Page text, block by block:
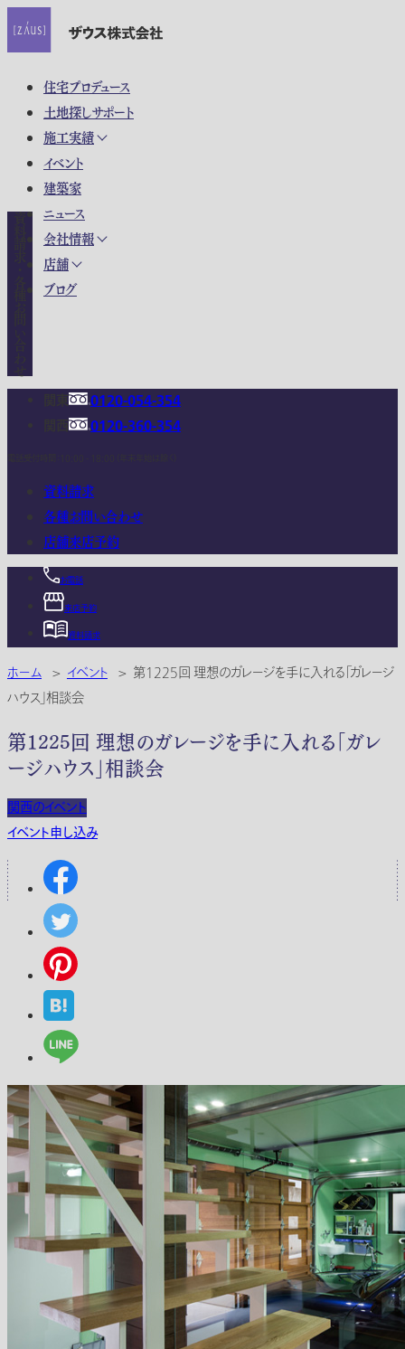
住宅プロデュース
土地探しサポート
施工実績
イベント
建築家
ニュース
会社情報
店舗
ブログ
0120-054-354
0120-360-354
資料請求
各種お問い合わせ
店舗来店予約
お電話
来店予約
資料請求
ホーム > イベント > 第1225回 理想のガレージを手に入れる「ガレージ
ハウス」相談会
第1225回 理想のガレージを手に入れる「ガレ
ージハウス」相談会
関西のイベント
イベント申し込み